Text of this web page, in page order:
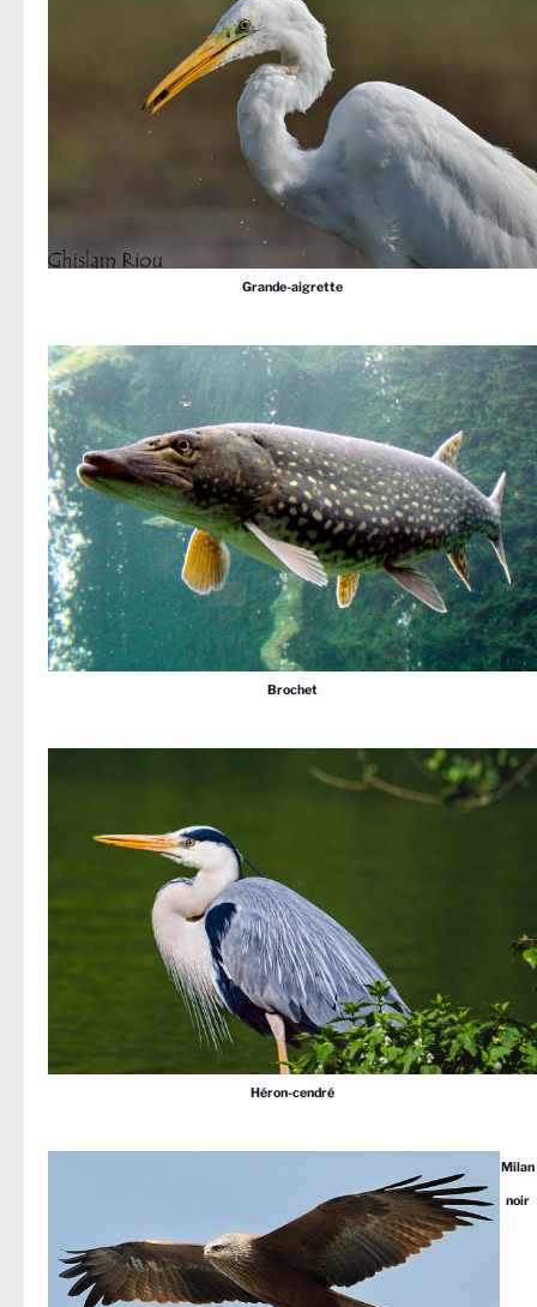
Grande-aigrette
Brochet
Héron-cendré
Milan
noir